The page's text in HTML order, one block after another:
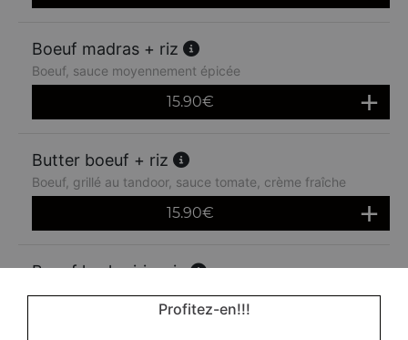
Boeuf madras + riz
Boeuf, sauce moyennement épicée
15.90€
Butter boeuf + riz
Boeuf, grillé au tandoor, sauce tomate, crème fraîche
15.90€
Boeuf kashmiri + riz
Boeuf à la crème fraîche, noix de cajou et amandes
Profitez-en!!!